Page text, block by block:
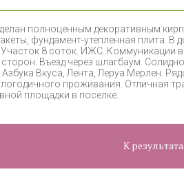
полноценным декоративным
фундамент-утепленная плита. В
8 соток. ИЖС. Коммуникации
Въезд через шлагбаум.
Вкуса, Лента, Леруа Мерлен.
проживания. Отличная
площадки в поселке.
К